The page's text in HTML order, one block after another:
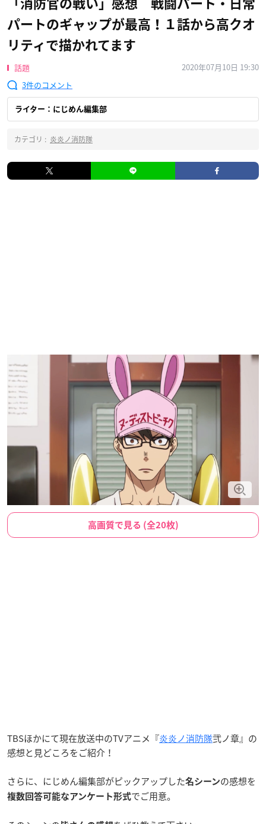
「消防官の戦い」感想 戦闘パート・日常
パートのギャップが最高！１話から高クオ
リティで描かれてます
話題
2020年07月10日 19:30
3
ライター：にじめん編集部
カテゴリ : 炎炎ノ消防隊
高画質で見る (全20枚)
TBSほかにて現在放送中のTVアニメ『炎炎ノ消防隊弐ノ章』の
感想と見どころをご紹介！
さらに、にじめん編集部がピックアップした名シーンの感想を
複数回答可能なアンケート形式でご用意。